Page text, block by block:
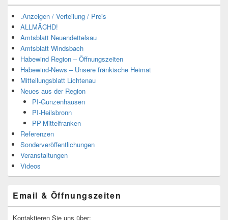
.Anzeigen / Verteilung / Preis
ALLMÄCHD!
Amtsblatt Neuendettelsau
Amtsblatt Windsbach
Habewind Region – Öffnungszeiten
Habewind-News – Unsere fränkische Heimat
Mitteilungsblatt Lichtenau
Neues aus der Region
PI-Gunzenhausen
PI-Heilsbronn
PP-Mittelfranken
Referenzen
Sonderveröffentlichungen
Veranstaltungen
Videos
Email & Öffnungszeiten
Kontaktieren Sie uns über: